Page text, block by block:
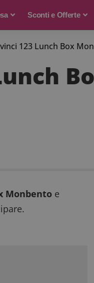
Sconti e Offerte
123 Lunch Box
Monbento e